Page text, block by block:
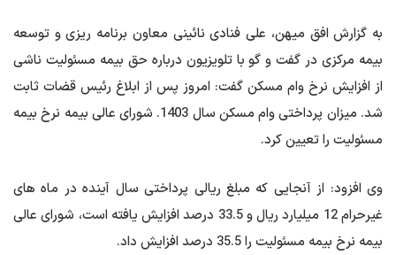
به گزارش افق میهن، علی فنادی نائینی معاون برنامه ریزی و توسعه
بیمه مرکزی در گفت و گو با تلویزیون درباره حق بیمه مسئولیت ناشی
از افزایش نرخ وام مسکن گفت: امروز پس از ابلاغ رئیس قضات ثابت
شد. میزان پرداختی وام مسکن سال 1403. شورای عالی بیمه نرخ بیمه
مسئولیت را تعیین کرد.
وی افزود: از آنجایی که مبلغ ریالی پرداختی سال آینده در ماه های
غیرحرام 12 میلیارد ریال و 33.5 درصد افزایش یافته است، شورای عالی
بیمه نرخ بیمه مسئولیت را 35.5 درصد افزایش داد.